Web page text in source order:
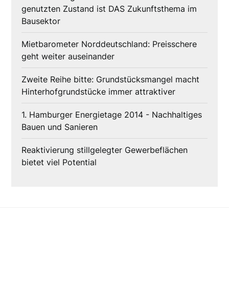
genutzten Zustand ist DAS Zukunftsthema im
Bausektor
Mietbarometer Norddeutschland: Preisschere
geht weiter auseinander
Zweite Reihe bitte: Grundstücksmangel macht
Hinterhofgrundstücke immer attraktiver
1. Hamburger Energietage 2014 - Nachhaltiges
Bauen und Sanieren
Reaktivierung stillgelegter Gewerbeflächen
bietet viel Potential